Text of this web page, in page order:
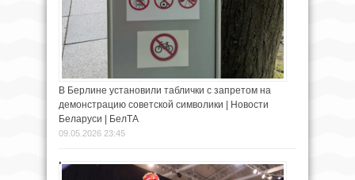
В Берлине установили таблички с запретом на
демонстрацию советской символики | Новости
Беларуси | БелТА
09.05.2026 23:45